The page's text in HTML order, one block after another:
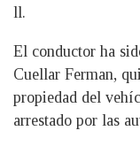
ll.
El conductor ha
Cuellar Ferman,
propiedad del
arrestado por las